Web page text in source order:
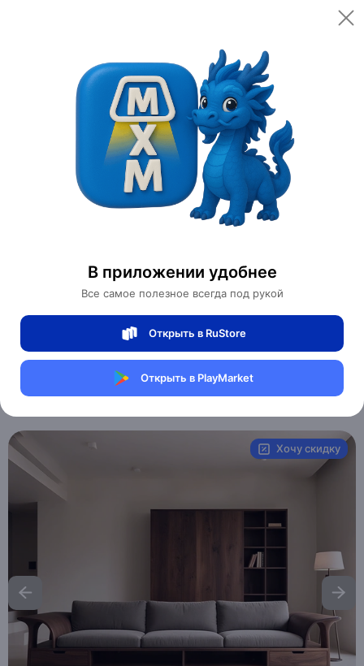
В приложении удобнее
Все самое полезное всегда под рукой
Открыть в RuStore
Открыть в PlayMarket
Открыть
Категории
Мебель для дома и офиса
Мебель для дома
Мебель в гостиную
Прямой диван Eva темный орех, ткань,
260*85*80 см
0 отзывов
Хочу скидку